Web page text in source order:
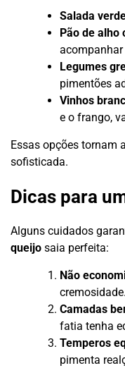
Salada
Pão de alho
Legumes
pimentões
Vinhos
e o frango,
Essas opções tornam
sofisticada.
Dicas para
Alguns cuidados
queijo saia perfeita:
Não
cremosidade.
Camadas
fatia tenha
Temperos
pimenta